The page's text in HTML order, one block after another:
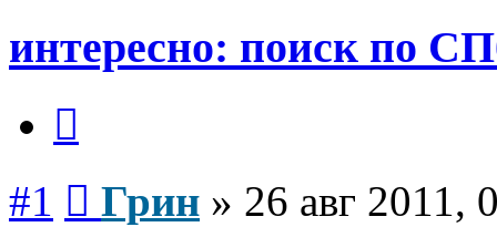
интересно: поиск по
#1 Грин » 26 авг 2011,